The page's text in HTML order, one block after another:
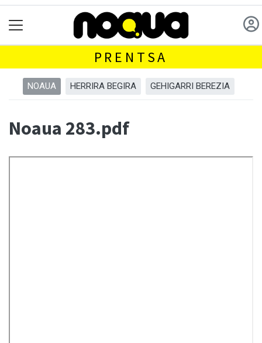
PRENTSA
NOAUA HERRIRA BEGIRA GEHIGARRI BEREZIA
Noaua 283.pdf